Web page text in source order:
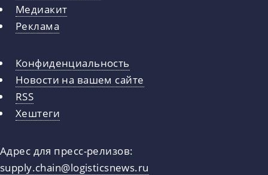
Медиакит
Реклама
Конфиденциальность
Новости на вашем сайте
RSS
Хештеги
Адрес для пресс-релизов:
supply.chain@logisticsnews.ru